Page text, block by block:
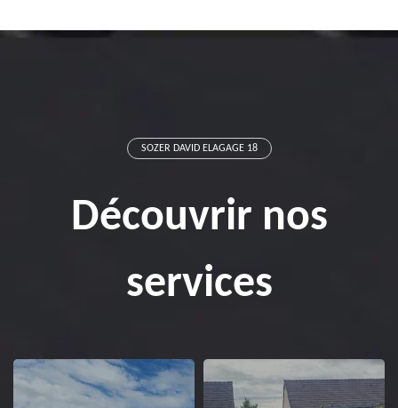
SOZER DAVID ELAGAGE 18
Découvrir nos
services